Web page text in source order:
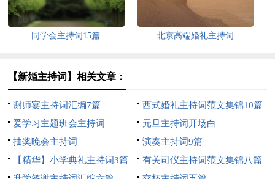
同学会主持词15篇 北京高端婚礼主持词
【新婚主持词】相关文章：
谢师宴主持词汇编7篇
西式婚礼主持词范文集锦10篇
爱学习主题班会主持词
元旦主持词开场白
抽奖晚会主持词
演奏主持词9篇
【精华】小学典礼主持词3篇
有关司仪主持词范文集锦八篇